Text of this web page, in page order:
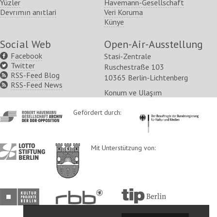
„Revolution und
Mauerfall“ in der Stasi-
Lichtenberg feierlich
eröffnet
15.06.2016 | Berlin
Ab heute ist die Schau täglich rund
Opening of the Open-Air
Exhibition “Revolution
Yüzler
Devrımın anıtlari
Havemann-Gesellschaft
Veri Koruma
Künye
Social Web
Facebook
Twitter
RSS-Feed Blog
RSS-Feed News
Open-Air-Ausstellung
Stasi-Zentrale
Ruschestraße 103
10365 Berlin-Lichtenberg
Konum ve Ulaşım
http://www.havemann-
gesellschaft.de/
Gefördert durch: http://
http://www.lotto-
stiftung-
http://www.berlin.de/ba-
lichtenberg/
Mit Unterstützung von:
http://www.kulturprojekte-
berlin.de/
http://www.rbb-
online.de/
http://www.tip-
berlin.de/